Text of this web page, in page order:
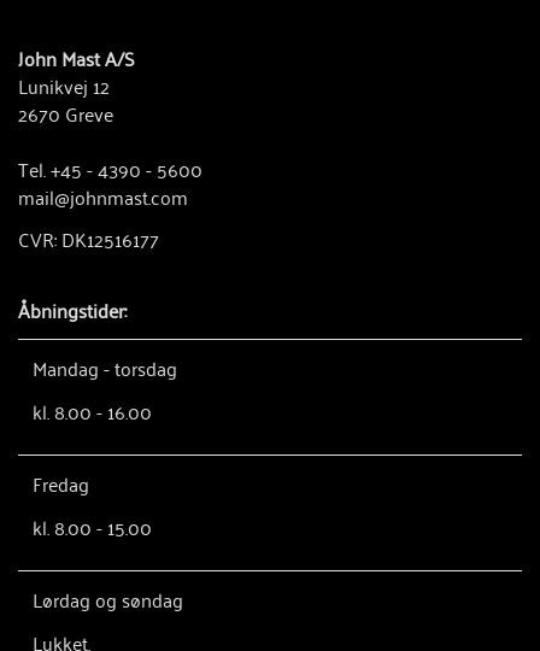
John Mast A/S
Lunikvej 12
2670 Greve
Tel. +45 - 4390 - 5600
mail@johnmast.com
CVR: DK12516177
Åbningstider:
Mandag - torsdag
kl. 8.00 - 16.00
Fredag
kl. 8.00 - 15.00
Lørdag og søndag
Lukket.